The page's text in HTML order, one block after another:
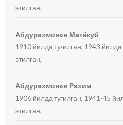
этилган,
Абдурахмонов Матёкуб
1910 йилда туғилган, 1943
этилган,
Абдурахмонов Рахим
1906 йилда туғилган, 1941-45
этилган,